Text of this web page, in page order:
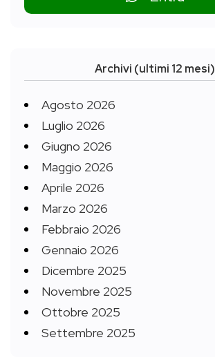
Archivi (ultimi 12 mesi)
Agosto 2026
Luglio 2026
Giugno 2026
Maggio 2026
Aprile 2026
Marzo 2026
Febbraio 2026
Gennaio 2026
Dicembre 2025
Novembre 2025
Ottobre 2025
Settembre 2025